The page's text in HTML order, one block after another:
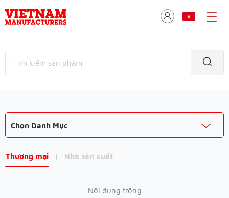
Chọn Danh Mục
Thương mại | Nhà sản xuất
Nội dung trống